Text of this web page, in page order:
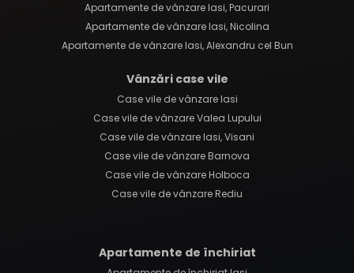
Apartamente de vânzare Iasi, Pacurari
Apartamente de vânzare Iasi, Nicolina
Apartamente de vânzare Iasi, Alexandru cel Bun
Vânzări case vile
Case vile de vânzare Iasi
Case vile de vânzare Valea Lupului
Case vile de vânzare Iasi, Visani
Case vile de vânzare Barnova
Case vile de vânzare Holboca
Case vile de vânzare Rediu
Apartamente de închiriat